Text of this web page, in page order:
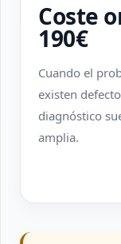
Coste
190€
Cuando el
existen
diagnóstico
amplia.